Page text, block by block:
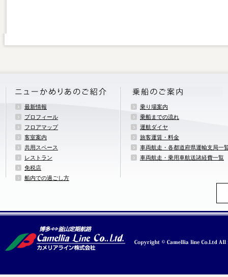
最新情報
プロフィール
フロアマップ
客室案内
共用スペース
レストラン
免税店
船内での過ごし方
乗り場案内
乗船までの流れ
運航ダイヤ
旅客運賃・料金
車両航走・各都道府県運輸支局一
車両航走・乗用車航送諸経費一覧